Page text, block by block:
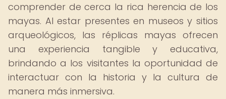
comprender de cerca la rica herencia de los
mayas. Al estar presentes en museos y sitios
arqueológicos, las réplicas mayas ofrecen
una experiencia tangible y educativa,
brindando a los visitantes la oportunidad de
interactuar con la historia y la cultura de
manera más inmersiva.